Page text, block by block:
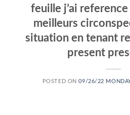
feuille j’ai
meilleurs
situation en tenant
present
POSTED ON09/26/22